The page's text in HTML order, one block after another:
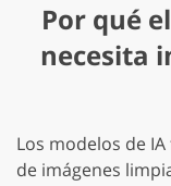
Por qué
necesita
Los modelos de
de imágenes